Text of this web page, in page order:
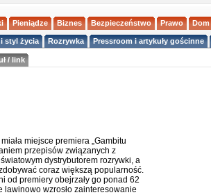
Pieniądze Biznes Bezpieczeństwo Prawo Dom
styl życia Rozrywka Pressroom i artykuły gościnne
/ link
miejsce premiera „Gambitu
przepisów związanych z
dystrybutorem rozrywki, a
coraz większą popularność.
od premiery obejrzały go ponad 62
lawinowo wzrosło zainteresowanie